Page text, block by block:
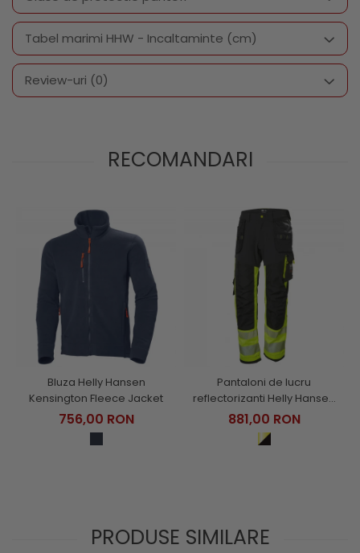
Tabel marimi HHW - Incaltaminte (cm)
Review-uri (0)
RECOMANDARI
Bluza Helly Hansen
Kensington Fleece Jacket
756,00 RON
Pantaloni de lucru
reflectorizanti Helly Hansen
ICU Construction CL1
881,00 RON
PRODUSE SIMILARE